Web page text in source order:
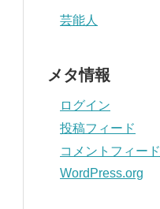
芸能人
メタ情報
ログイン
投稿フィード
コメントフィード
WordPress.org